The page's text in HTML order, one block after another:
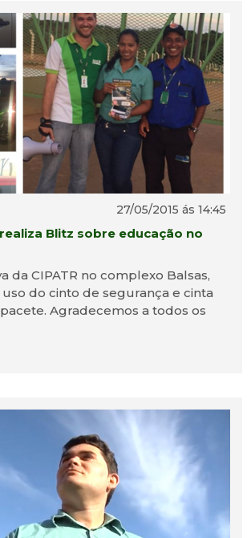
27/05/2015 ás 14:45
realiza Blitz sobre educação no
da CIPATR no complexo Balsas,
do cinto de segurança e cinta
Agradecemos a todos os